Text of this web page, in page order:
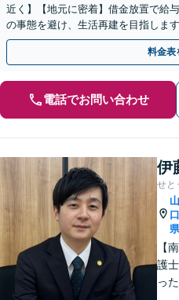
近く】【地元に密着】借金放置で給
の事態を避け、生活再建を目指しま
い」などご要望があればお気軽にお
料金表
電話でお問い合わせ
伊
せと
山
口
県
【
護
っ